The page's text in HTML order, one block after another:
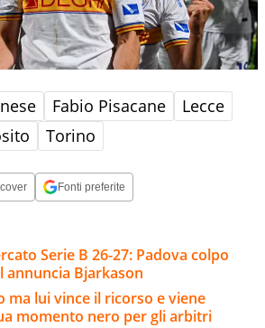
Fabio Pisacane
Lecce
Torino
Fonti preferite
Serie B 26-27: Padova colpo
annuncia Bjarkason
ma lui vince il ricorso e viene
momento nero per gli arbitri